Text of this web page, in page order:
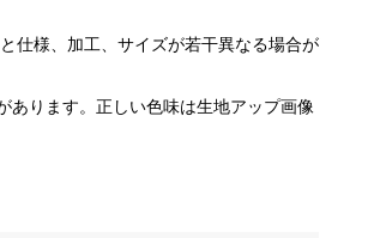
仕様、加工、サイズが若干異なる場合が
あります。正しい色味は生地アップ画像